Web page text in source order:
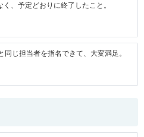
く、予定どおりに終了したこと。
同じ担当者を指名できて、大変満足。